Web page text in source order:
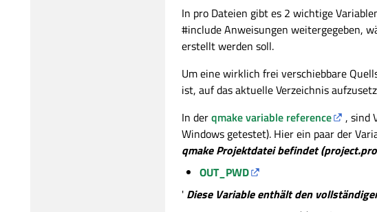
In pro Dateien gibt es 2 wichtige
#include Anweisungen weitergegeben,
erstellt werden soll.
Um eine wirklich frei verschiebbare
ist, auf das aktuelle Verzeichnis
In derqmake variable reference
, sind
Windows getestet). Hier ein paar der
qmake Projektdatei befindet
OUT_PWD
' Diese Variable enthält den